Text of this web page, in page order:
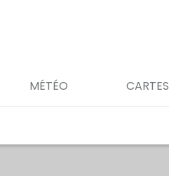
MÉTÉO CARTES